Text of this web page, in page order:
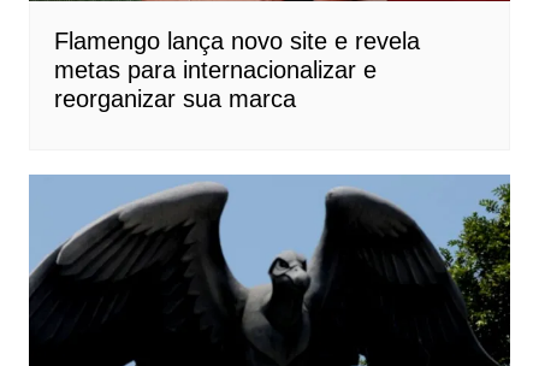
Flamengo lança novo site e revela
metas para internacionalizar e
reorganizar sua marca